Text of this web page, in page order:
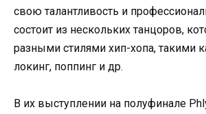
свою талантливость и
состоит из нескольких танцоров,
разными стилями хип-хопа, такими
локинг, поппинг и др.
В их выступлении на полуфинале